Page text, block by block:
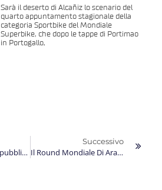
Sarà il deserto di Alcañiz lo scenario del
quarto appuntamento stagionale della
categoria Sportbike del Mondiale
Superbike, che dopo le tappe di Portimao
in Portogallo,
Marco Gaggi In Repubblica Ceca Con La Voglia Di Stupire Nel Terzo Round Del Mondiale 2026
Successivo
Il Round Mondiale Di Aragon È L’occasione Del Riscatto Per Marco Gaggi